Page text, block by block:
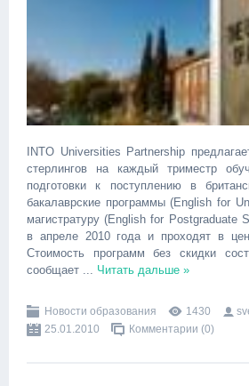
INTO Universities Partnership
стерлингов на каждый триместр
подготовки к поступлению в
бакалаврские программы (English for
магистратуру (English for Postgraduate
в апреле 2010 года и проходят в
Стоимость программ без скидки
сообщает
Читать дальше »
Новости образования 1430
25.01.2010
Комментарии (0)